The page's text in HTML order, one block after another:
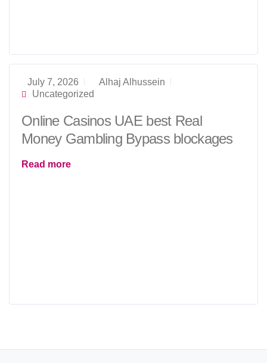
July 7, 2026
Alhaj Alhussein
Uncategorized
Online Casinos UAE best Real
Money Gambling Bypass blockages
Read more